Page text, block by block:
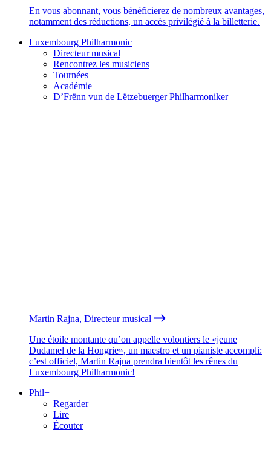
En vous abonnant, vous bénéficierez de nombreux avantages,
notamment des réductions, un accès privilégié à la billetterie.
Luxembourg Philharmonic
Directeur musical
Rencontrez les musiciens
Tournées
Académie
D’Frënn vun de Lëtzebuerger Philharmoniker
Martin Rajna, Directeur musical
Une étoile montante qu’on appelle volontiers le «jeune
Dudamel de la Hongrie», un maestro et un pianiste accompli:
c’est officiel, Martin Rajna prendra bientôt les rênes du
Luxembourg Philharmonic!
Phil+
Regarder
Lire
Écouter